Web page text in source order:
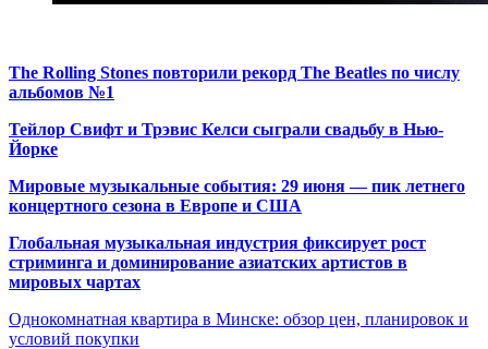
The Rolling Stones повторили рекорд The Beatles по числу
альбомов №1
Тейлор Свифт и Трэвис Келси сыграли свадьбу в Нью-
Йорке
Мировые музыкальные события: 29 июня — пик летнего
концертного сезона в Европе и США
Глобальная музыкальная индустрия фиксирует рост
стриминга и доминирование азиатских артистов в
мировых чартах
Однокомнатная квартира в Минске: обзор цен, планировок и
условий покупки